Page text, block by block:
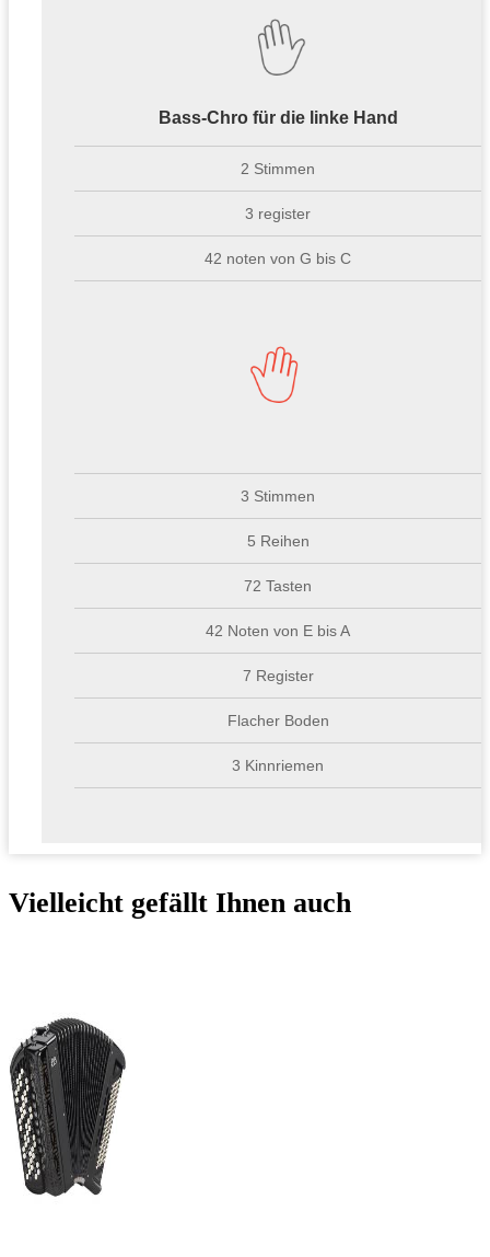
Bass-Chro für die linke Hand
2 Stimmen
3 register
42 noten von G bis C
3 Stimmen
5 Reihen
72 Tasten
42 Noten von E bis A
7 Register
Flacher Boden
3 Kinnriemen
Vielleicht gefällt Ihnen auch